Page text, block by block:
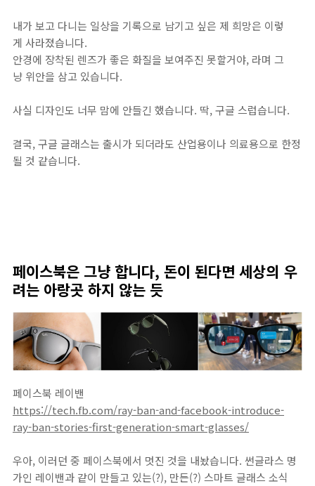
내가 보고 다니는 일상을 기록으로 남기고 싶은 제 희망은 이렇
게 사라졌습니다.
안경에 장착된 렌즈가 좋은 화질을 보여주진 못할거야, 라며 그
냥 위안을 삼고 있습니다.
사실 디자인도 너무 맘에 안들긴 했습니다. 딱, 구글 스럽습니다.
결국, 구글 글래스는 출시가 되더라도 산업용이나 의료용으로 한정
될 것 같습니다.
페이스북은 그냥 합니다, 돈이 된다면 세상의 우
려는 아랑곳 하지 않는 듯
페이스북 레이밴
https://tech.fb.com/ray-ban-and-facebook-introduce-
ray-ban-stories-first-generation-smart-glasses/
우아, 이러던 중 페이스북에서 멋진 것을 내놨습니다. 썬글라스 명
가인 레이밴과 같이 만들고 있는(?), 만든(?) 스마트 글래스 소식